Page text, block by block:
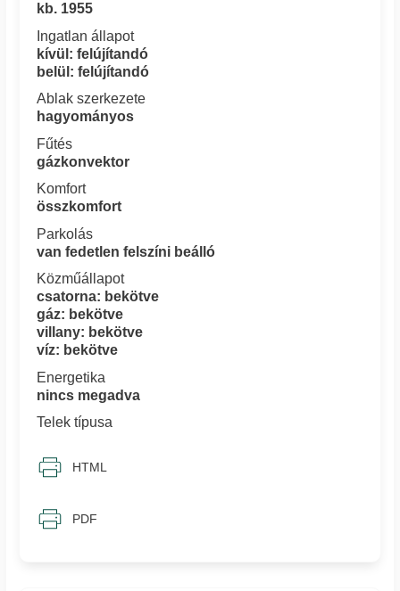
kb. 1955
Ingatlan állapot
kívül: felújítandó
belül: felújítandó
Ablak szerkezete
hagyományos
Fűtés
gázkonvektor
Komfort
összkomfort
Parkolás
van fedetlen felszíni beálló
Közműállapot
csatorna: bekötve
gáz: bekötve
villany: bekötve
víz: bekötve
Energetika
nincs megadva
Telek típusa
HTML
PDF